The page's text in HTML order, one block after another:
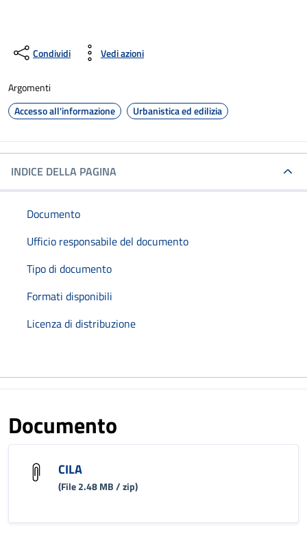
Condividi Vedi azioni
Argomenti
Accesso all'informazione
Urbanistica ed edilizia
INDICE DELLA PAGINA
Documento
Ufficio responsabile del documento
Tipo di documento
Formati disponibili
Licenza di distribuzione
Documento
CILA
(File 2.48 MB / zip)